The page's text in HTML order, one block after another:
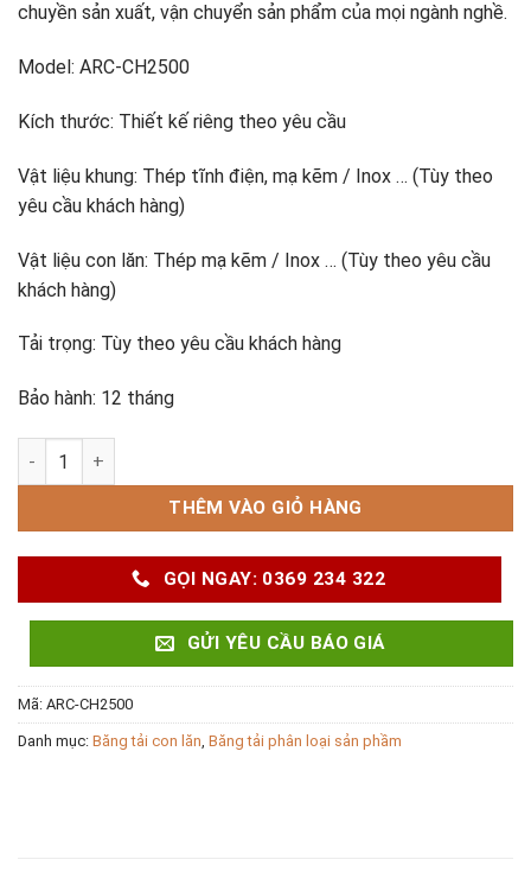
chuyền sản xuất, vận chuyển sản phẩm của mọi ngành nghề.
Model: ARC-CH2500
Kích thước: Thiết kế riêng theo yêu cầu
Vật liệu khung: Thép tĩnh điện, mạ kẽm / Inox … (Tùy theo
yêu cầu khách hàng)
Vật liệu con lăn: Thép mạ kẽm / Inox … (Tùy theo yêu cầu
khách hàng)
Tải trọng: Tùy theo yêu cầu khách hàng
Bảo hành: 12 tháng
Băng tải con lăn xích ARC-CH2500 số lượng
THÊM VÀO GIỎ HÀNG
GỌI NGAY: 0369 234 322
GỬI YÊU CẦU BÁO GIÁ
Mã: ARC-CH2500
Danh mục: Băng tải con lăn Băng tải phân loại sản phầm